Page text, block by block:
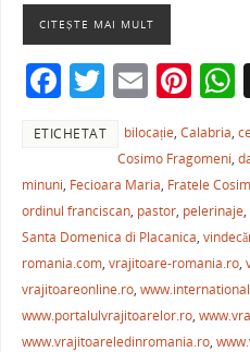
b
o
o
k
CITEȘTE MAI MULT
F
c
e
b
o
o
k
T
w
itt
er
E
m
ai
l
Pi
nt
er
e
st
s
ETICHETAT bilocație,Calabria,
Cosimo Fragomeni,
minuni, Fecioara Maria, Fratele
ordinul franciscan, pastor, pelerinaje,
Santa Domenica di Placanica,
romania.com, vrajitoare-romania.ro,
vrajitoareonline.ro,
www.portalulvrajitoarelor.ro,
www.vrajitoareledinromania.ro,